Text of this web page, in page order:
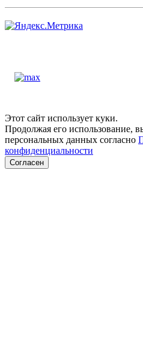
Этот сайт использует куки.
Продолжая его использование,
персональных данных согласно
конфиденциальности
Согласен